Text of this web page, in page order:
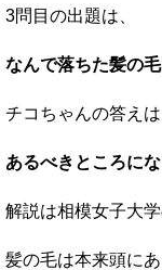
3問目の出題は、
なんで落ちた髪の
チコちゃんの答えは
あるべきところに
解説は相模女子大
髪の毛は本来頭に